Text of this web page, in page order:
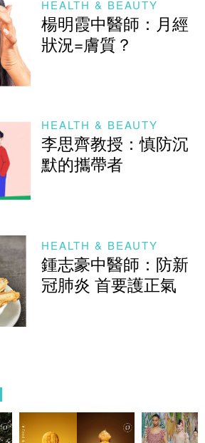
HEALTH & BEAUTY
楊明霞中醫師：月經
狀況=膚質？
HEALTH & BEAUTY
李思齊教授：慎防沉
默的攜帶者
HEALTH & BEAUTY
鍾志豪中醫師：防新
冠肺炎 首要護正氣